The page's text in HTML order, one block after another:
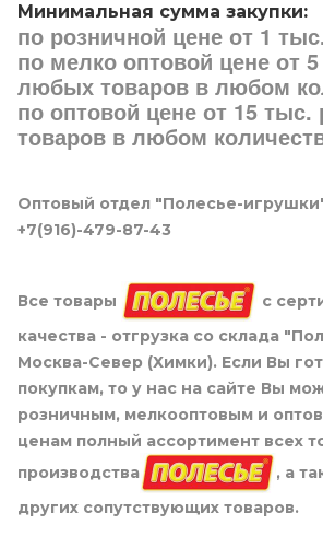
Минимальная сумма закупки:
по розничной цене от 1
по мелко оптовой цене от
любых товаров в любом
по оптовой цене от 15
товаров в любом
Оптовый отдел "Полесье-
+7(916)-479-87-43
Все товары
с
качества - отгрузка со склада
Москва-Север (Химки). Если Вы
покупкам, то у нас на сайте Вы
розничным, мелкооптовым и
ценам полный ассортимент всех
производства
, а
других сопутствующих товаров.